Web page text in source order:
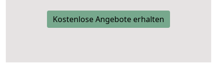
Kostenlose Angebote erhalten